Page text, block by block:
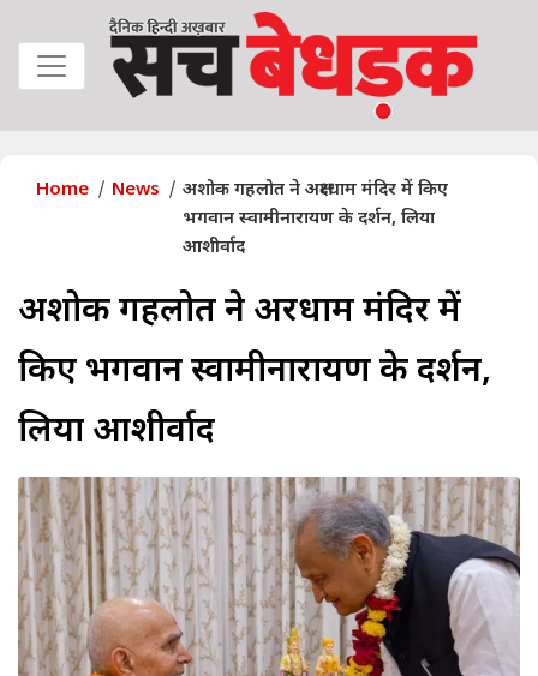
Home News
अशोक गहलोत ने अक्षरधाम मंदिर में किए
भगवान स्वामीनारायण के दर्शन, लिया
आशीर्वाद
अशोक गहलोत ने अक्षरधाम मंदिर में
किए भगवान स्वामीनारायण के दर्शन,
लिया आशीर्वाद